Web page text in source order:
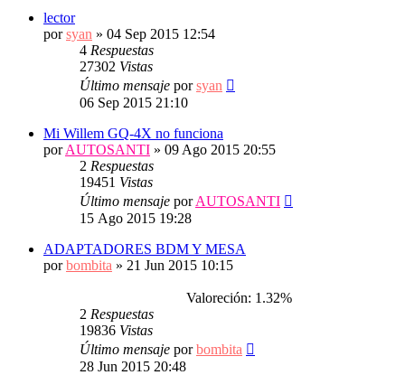
lector
porsyan » 04 Sep 2015 12:54
4 Respuestas
27302 Vistas
Último mensaje porsyan
06 Sep 2015 21:10
Mi Willem GQ-4X no funciona
porAUTOSANTI » 09 Ago 2015 20:55
2 Respuestas
19451 Vistas
Último mensaje porAUTOSANTI
15 Ago 2015 19:28
ADAPTADORES BDM Y MESA
porbombita » 21 Jun 2015 10:15
Valoreción: 1.32%
2 Respuestas
19836 Vistas
Último mensaje porbombita
28 Jun 2015 20:48